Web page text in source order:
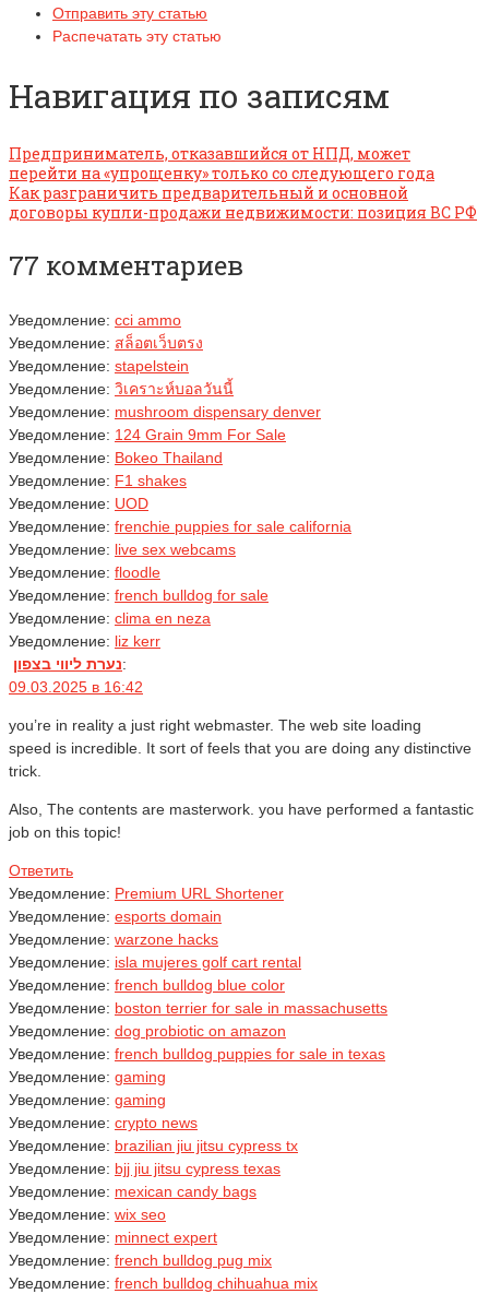
Отправить эту статью
Распечатать эту статью
Навигация по записям
Предприниматель, отказавшийся от НПД, может
перейти на «упрощенку» только со следующего года
Как разграничить предварительный и основной
договоры купли-продажи недвижимости: позиция ВС РФ
77 комментариев
Уведомление: cci ammo
Уведомление: สล็อตเว็บตรง
Уведомление: stapelstein
Уведомление: วิเคราะห์บอลวันนี้
Уведомление: mushroom dispensary denver​
Уведомление: 124 Grain 9mm For Sale
Уведомление: Bokeo Thailand
Уведомление: F1 shakes
Уведомление: UOD
Уведомление: frenchie puppies for sale california
Уведомление: live sex webcams
Уведомление: floodle
Уведомление: french bulldog for sale
Уведомление: clima en neza
Уведомление: liz kerr
נערת ליווי בצפון:
09.03.2025 в 16:42
you’re in reality a just right webmaster. The web site loading
speed is incredible. It sort of feels that you are doing any distinctive
trick.
Also, The contents are masterwork. you have performed a fantastic
job on this topic!
Ответить
Уведомление: Premium URL Shortener
Уведомление: esports domain
Уведомление: warzone hacks
Уведомление: isla mujeres golf cart rental
Уведомление: french bulldog blue color
Уведомление: boston terrier for sale in massachusetts
Уведомление: dog probiotic on amazon
Уведомление: french bulldog puppies for sale in texas
Уведомление: gaming
Уведомление: gaming
Уведомление: crypto news
Уведомление: brazilian jiu jitsu cypress tx
Уведомление: bjj jiu jitsu cypress texas
Уведомление: mexican candy bags
Уведомление: wix seo
Уведомление: minnect expert
Уведомление: french bulldog pug mix
Уведомление: french bulldog chihuahua mix